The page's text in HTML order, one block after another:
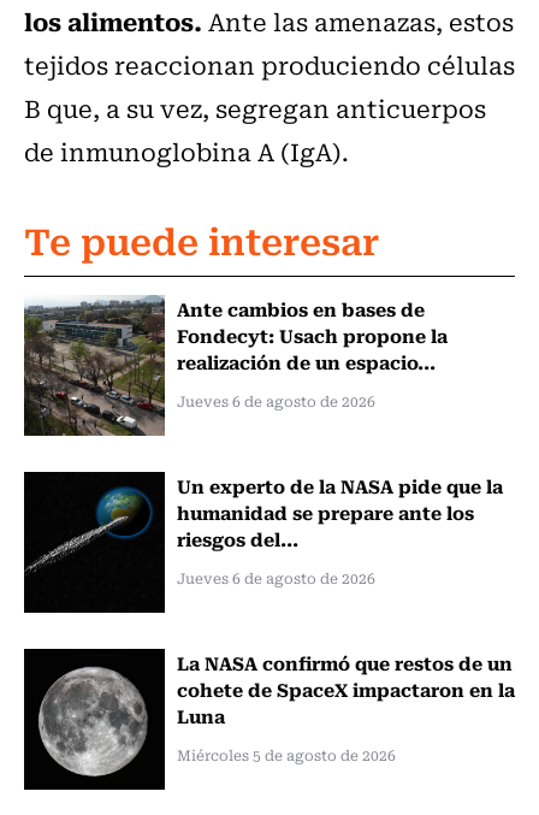
los alimentos.Ante las amenazas, estos
tejidos reaccionan produciendo células
B que, a su vez, segregan anticuerpos
de inmunoglobina A (IgA).
Te puede interesar
Ante cambios en bases de
Fondecyt: Usach propone la
realización de un espacio...
Jueves 6 de agosto de 2026
Un experto de la NASA pide que la
humanidad se prepare ante los
riesgos del...
Jueves 6 de agosto de 2026
La NASA confirmó que restos de un
cohete de SpaceX impactaron en la
Luna
Miércoles 5 de agosto de 2026